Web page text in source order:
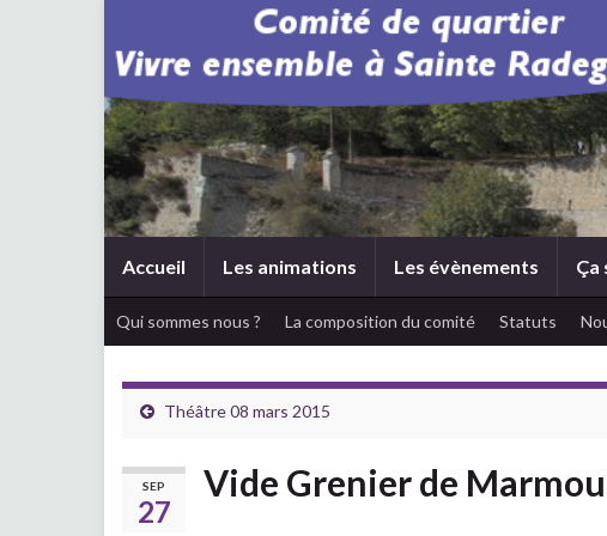
Accueil Les animations Les évènements Ça
Qui sommes nous ? La composition du comité Statuts
Théâtre 08 mars 2015
SEP
27
Vide Grenier de